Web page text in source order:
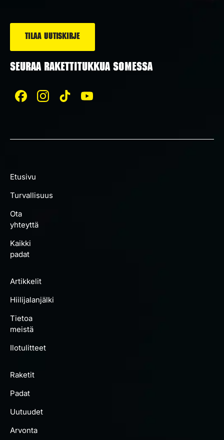
SEURAA RAKETTITUKKUA SOMESSA
Etusivu
Turvallisuus
Ota
yhteyttä
Kaikki
padat
Artikkelit
Hiilijalanjälki
Tietoa
meistä
Ilotulitteet
Raketit
Padat
Uutuudet
Arvonta